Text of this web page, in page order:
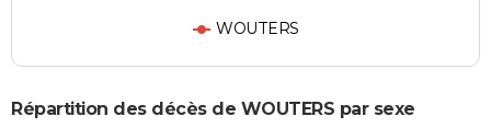
WOUTERS
Répartition des décès de WOUTERS par sexe